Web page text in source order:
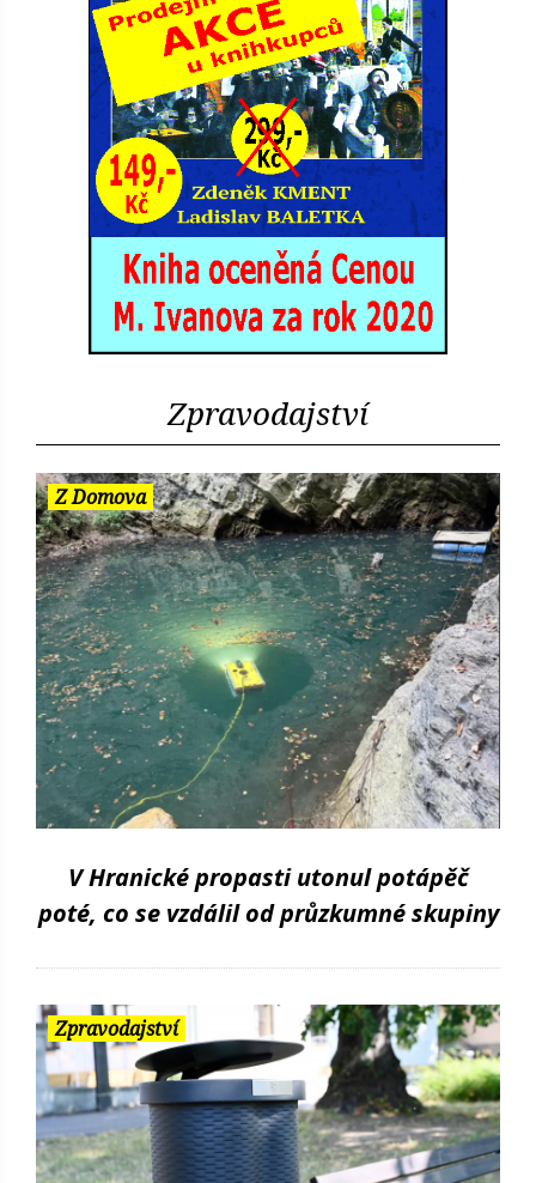
Zpravodajství
Z Domova
V Hranické propasti utonul potápěč
poté, co se vzdálil od průzkumné skupiny
Zpravodajství